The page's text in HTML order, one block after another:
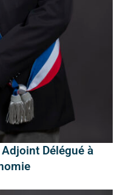
Délégué à